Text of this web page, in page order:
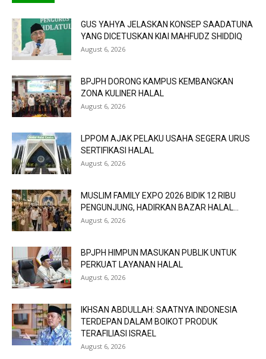
GUS YAHYA JELASKAN KONSEP SAADATUNA
YANG DICETUSKAN KIAI MAHFUDZ SHIDDIQ
August 6, 2026
BPJPH DORONG KAMPUS KEMBANGKAN
ZONA KULINER HALAL
August 6, 2026
LPPOM AJAK PELAKU USAHA SEGERA URUS
SERTIFIKASI HALAL
August 6, 2026
MUSLIM FAMILY EXPO 2026 BIDIK 12 RIBU
PENGUNJUNG, HADIRKAN BAZAR HALAL...
August 6, 2026
BPJPH HIMPUN MASUKAN PUBLIK UNTUK
PERKUAT LAYANAN HALAL
August 6, 2026
IKHSAN ABDULLAH: SAATNYA INDONESIA
TERDEPAN DALAM BOIKOT PRODUK
TERAFILIASI ISRAEL
August 6, 2026